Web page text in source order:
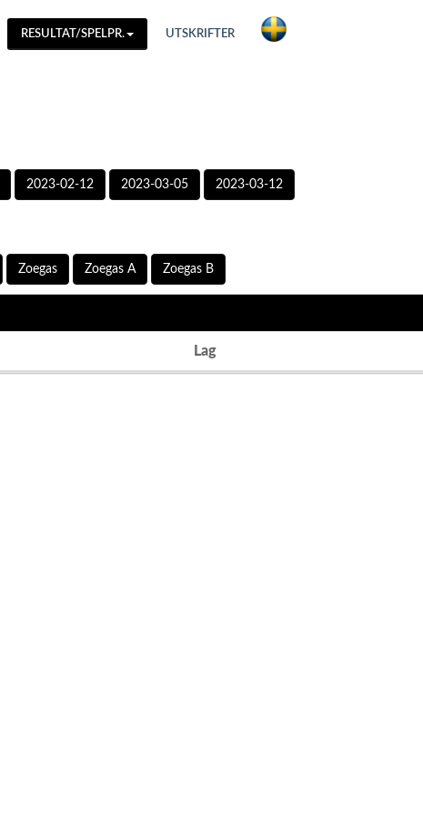
RESULTAT/SPELPR. UTSKRIFTER
2023-02-12 2023-03-05 2023-03-12
Zoegas Zoegas A Zoegas B
Lag